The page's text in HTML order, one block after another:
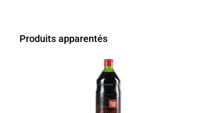
Produits apparentés